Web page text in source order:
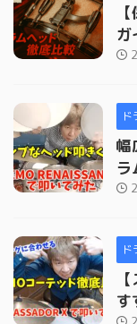
ガ
ド
幅
ラ
ド
す